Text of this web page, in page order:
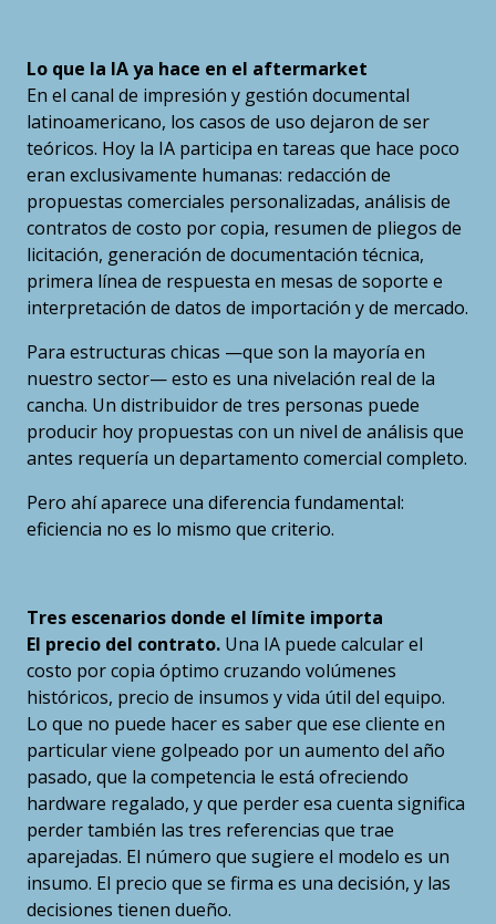
Lo que la IA ya hace en el aftermarket
En el canal de impresión y gestión documental
latinoamericano, los casos de uso dejaron de ser
teóricos. Hoy la IA participa en tareas que hace poco
eran exclusivamente humanas: redacción de
propuestas comerciales personalizadas, análisis de
contratos de costo por copia, resumen de pliegos de
licitación, generación de documentación técnica,
primera línea de respuesta en mesas de soporte e
interpretación de datos de importación y de mercado.
Para estructuras chicas —que son la mayoría en
nuestro sector— esto es una nivelación real de la
cancha. Un distribuidor de tres personas puede
producir hoy propuestas con un nivel de análisis que
antes requería un departamento comercial completo.
Pero ahí aparece una diferencia fundamental:
eficiencia no es lo mismo que criterio.
Tres escenarios donde el límite importa
El precio del contrato. Una IA puede calcular el
costo por copia óptimo cruzando volúmenes
históricos, precio de insumos y vida útil del equipo.
Lo que no puede hacer es saber que ese cliente en
particular viene golpeado por un aumento del año
pasado, que la competencia le está ofreciendo
hardware regalado, y que perder esa cuenta significa
perder también las tres referencias que trae
aparejadas. El número que sugiere el modelo es un
insumo. El precio que se firma es una decisión, y las
decisiones tienen dueño.